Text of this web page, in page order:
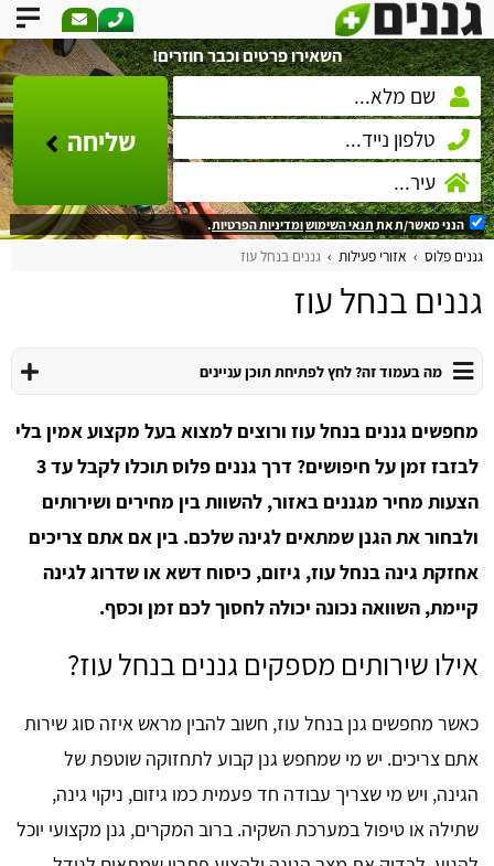
השאירו פרטים וכבר חוזרים!
שליחה
הנני מאשר/ת אתתנאי השימושומדיניות הפרטיות.
גננים פלוס אזורי פעילות גננים בנחל עוז
גננים בנחל עוז
מה בעמוד זה? לחץ לפתיחת תוכן עניינים
מחפשים גננים בנחל עוז ורוצים למצוא בעל מקצוע אמין בלי
לבזבז זמן על חיפושים? דרך גננים פלוס תוכלו לקבל עד 3
הצעות מחיר מגננים באזור, להשוות בין מחירים ושירותים
ולבחור את הגנן שמתאים לגינה שלכם. בין אם אתם צריכים
אחזקת גינה בנחל עוז, גיזום, כיסוח דשא או שדרוג לגינה
קיימת, השוואה נכונה יכולה לחסוך לכם זמן וכסף.
אילו שירותים מספקים גננים בנחל עוז?
כאשר מחפשים גנן בנחל עוז, חשוב להבין מראש איזה סוג שירות
אתם צריכים. יש מי שמחפש גנן קבוע לתחזוקה שוטפת של
הגינה, ויש מי שצריך עבודה חד פעמית כמו גיזום, ניקוי גינה,
שתילה או טיפול במערכת השקיה. ברוב המקרים, גנן מקצועי יוכל